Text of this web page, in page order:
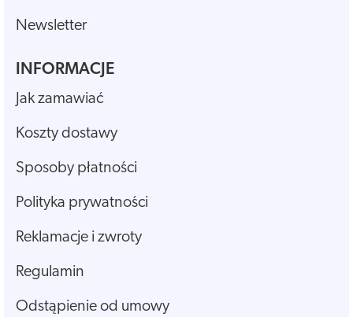
Newsletter
INFORMACJE
Jak zamawiać
Koszty dostawy
Sposoby płatności
Polityka prywatności
Reklamacje i zwroty
Regulamin
Odstąpienie od umowy